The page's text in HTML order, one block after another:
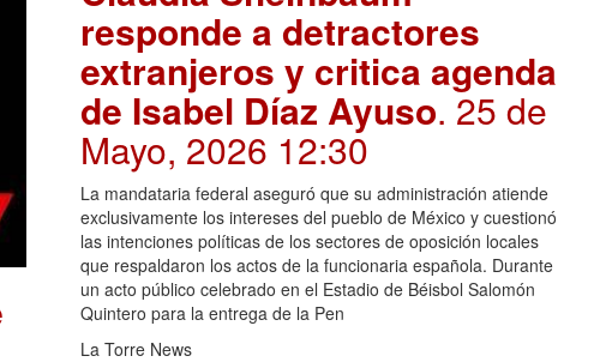
responde a detractores
extranjeros y critica agenda
de Isabel Díaz Ayuso. 25 de
Mayo, 2026 12:30
La mandataria federal aseguró que su administración atiende
exclusivamente los intereses del pueblo de México y cuestionó
las intenciones políticas de los sectores de oposición locales
que respaldaron los actos de la funcionaria española. Durante
un acto público celebrado en el Estadio de Béisbol Salomón
Quintero para la entrega de la Pen
La Torre News